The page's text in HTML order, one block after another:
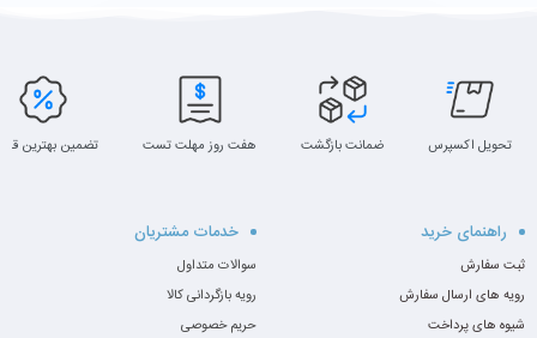
تحویل اکسپرس ضمانت بازگشت هفت روز مهلت تست تضمین بهترین
راهنمای خرید
ثبت سفارش
رویه های ارسال سفارش
شیوه های پرداخت
خدمات مشتریان
سوالات متداول
رویه بازگردانی کالا
حریم خصوصی